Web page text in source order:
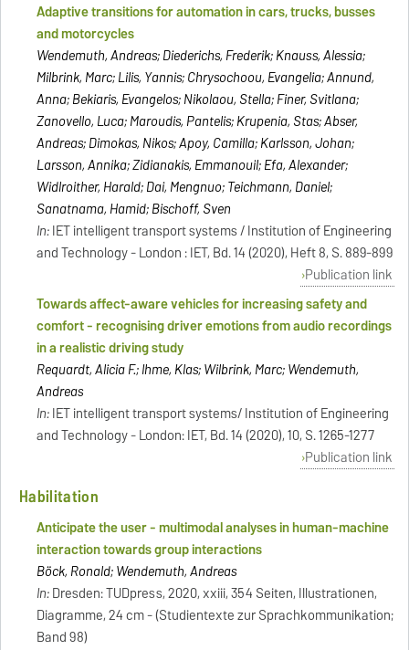
Adaptive transitions for automation in cars, trucks, busses
and motorcycles
Wendemuth, Andreas; Diederichs, Frederik; Knauss, Alessia;
Milbrink, Marc; Lilis, Yannis; Chrysochoou, Evangelia; Annund,
Anna; Bekiaris, Evangelos; Nikolaou, Stella; Finer, Svitlana;
Zanovello, Luca; Maroudis, Pantelis; Krupenia, Stas; Abser,
Andreas; Dimokas, Nikos; Apoy, Camilla; Karlsson, Johan;
Larsson, Annika; Zidianakis, Emmanouil; Efa, Alexander;
Widlroither, Harald; Dai, Mengnuo; Teichmann, Daniel;
Sanatnama, Hamid; Bischoff, Sven
In:IET intelligent transport systems / Institution of Engineering
and Technology - London : IET, Bd. 14 (2020), Heft 8, S. 889-899
Publication link
Towards affect-aware vehicles for increasing safety and
comfort - recognising driver emotions from audio recordings
in a realistic driving study
Requardt, Alicia F.; Ihme, Klas; Wilbrink, Marc; Wendemuth,
Andreas
In:IET intelligent transport systems/ Institution of Engineering
and Technology - London: IET, Bd. 14 (2020), 10, S. 1265-1277
Publication link
Habilitation
Anticipate the user - multimodal analyses in human-machine
interaction towards group interactions
Böck, Ronald; Wendemuth, Andreas
In:Dresden: TUDpress, 2020, xxiii, 354 Seiten, Illustrationen,
Diagramme, 24 cm - (Studientexte zur Sprachkommunikation;
Band 98)